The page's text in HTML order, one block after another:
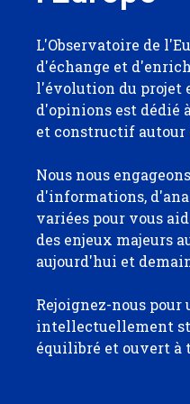
L'Observatoire de
d'échange et
l'évolution du projet
d'opinions est dédié
et constructif autour
Nous nous
d'informations,
variées pour vous
des enjeux majeurs
aujourd'hui et
Rejoignez-nous pour
intellectuellement
équilibré et ouvert à